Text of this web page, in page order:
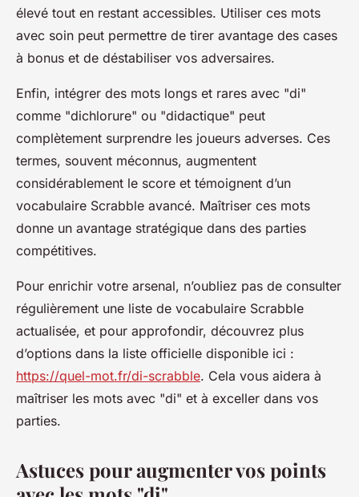
élevé tout en restant accessibles. Utiliser ces mots
avec soin peut permettre de tirer avantage des cases
à bonus et de déstabiliser vos adversaires.
Enfin, intégrer des mots longs et rares avec "di"
comme "dichlorure" ou "didactique" peut
complètement surprendre les joueurs adverses. Ces
termes, souvent méconnus, augmentent
considérablement le score et témoignent d’un
vocabulaire Scrabble avancé. Maîtriser ces mots
donne un avantage stratégique dans des parties
compétitives.
Pour enrichir votre arsenal, n’oubliez pas de consulter
régulièrement une liste de vocabulaire Scrabble
actualisée, et pour approfondir, découvrez plus
d’options dans la liste officielle disponible ici :
https://quel-mot.fr/di-scrabble. Cela vous aidera à
maîtriser les mots avec "di" et à exceller dans vos
parties.
Astuces pour augmenter vos points